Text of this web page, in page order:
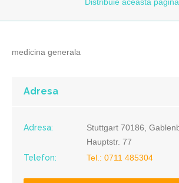
medicina generala
Adresa
Adresa:
Stuttgart 70186,
Hauptstr. 77
Telefon:
Tel.: 0711 485304